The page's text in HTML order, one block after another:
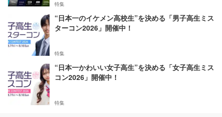
特集
“日本一のイケメン高校生”を決める「男子高生ミス
ターコン2026」開催中！
特集
“日本一かわいい女子高生”を決める「女子高生ミス
コン2026」開催中！
特集